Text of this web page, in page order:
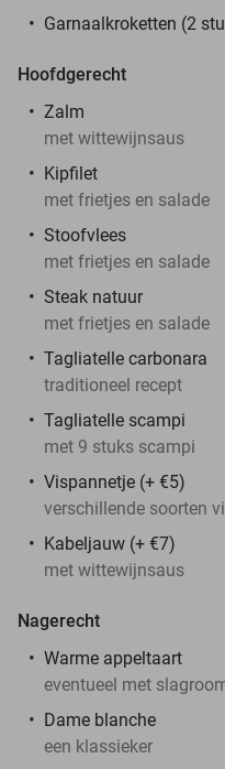
Garnaalkroketten (2
Hoofdgerecht
Zalm
met wittewijnsaus
Kipfilet
met frietjes en salade
Stoofvlees
met frietjes en salade
Steak natuur
met frietjes en salade
Tagliatelle carbonara
traditioneel recept
Tagliatelle scampi
met 9 stuks scampi
Vispannetje (+ €5)
verschillende soorten
Kabeljauw (+ €7)
met wittewijnsaus
Nagerecht
Warme appeltaart
eventueel met
Dame blanche
een klassieker